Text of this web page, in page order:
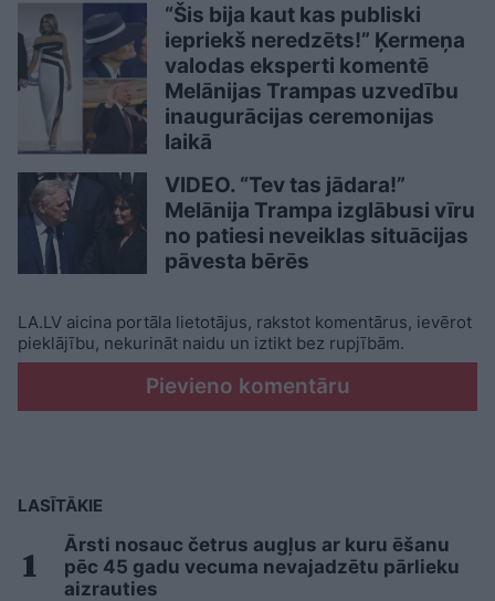
“Šis bija kaut kas publiski
iepriekš neredzēts!” Ķermeņa
valodas eksperti komentē
Melānijas Trampas uzvedību
inaugurācijas ceremonijas
laikā
VIDEO. “Tev tas jādara!”
Melānija Trampa izglābusi vīru
no patiesi neveiklas situācijas
pāvesta bērēs
LA.LV aicina portāla lietotājus, rakstot komentārus, ievērot
pieklājību, nekurināt naidu un iztikt bez rupjībām.
Pievieno komentāru
LASĪTĀKIE
Ārsti nosauc četrus augļus ar kuru ēšanu
pēc 45 gadu vecuma nevajadzētu pārlieku
aizrauties